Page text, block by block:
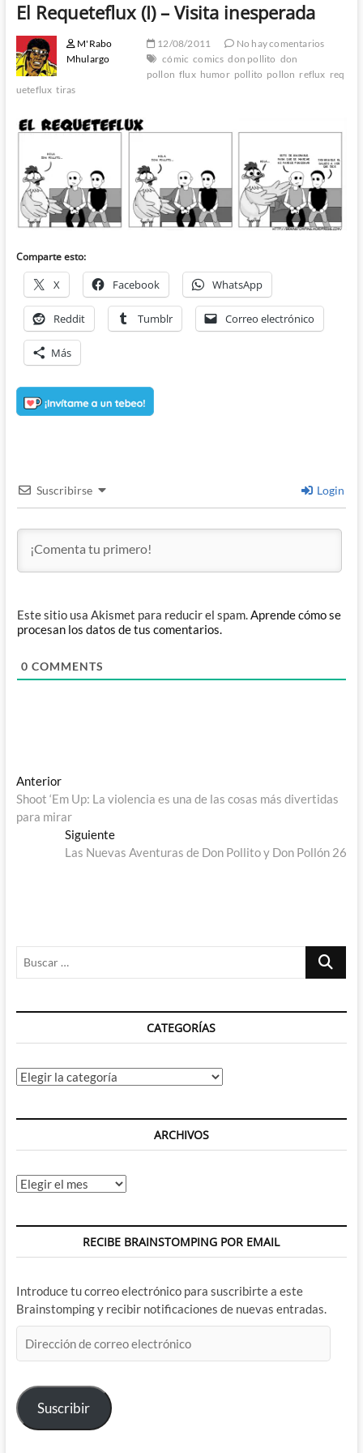
El Requeteflux (I) – Visita inesperada
M'Rabo
Mhulargo
12/08/2011
No hay comentarios
cómic comics don pollito don
pollon flux humor pollito pollon reflux req
ueteflux tiras
Comparte esto:
X Facebook WhatsApp
Reddit Tumblr Correo electrónico
Más
Suscribirse Login
Este sitio usa Akismet para reducir el spam. Aprende cómo se
procesan los datos de tus comentarios.
0 COMMENTS
Navegación
de
entradas
AnteriorEntrada
anterior:
Shoot ‘Em Up: La violencia es una de las cosas más divertidas
para mirar
SiguienteEntrada
siguiente:
Las Nuevas Aventuras de Don Pollito y Don Pollón 26
Buscar
CATEGORÍAS
Categorías
ARCHIVOS
Archivos
RECIBE BRAINSTOMPING POR EMAIL
Introduce tu correo electrónico para suscribirte a este
Brainstomping y recibir notificaciones de nuevas entradas.
de
electrónico
Suscribir